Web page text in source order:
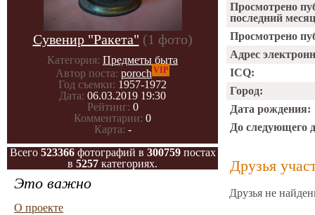
Сувенир "Ракета" (1 фото)
Категория: Предметы быта
Автор поста: poroch VIP
Год съемки: 1957-1972
Дата: 06.03.2019 19:30
Рейтинг: 0
Комментарии: 0
Карта: -
Всего 523366фотографий в 300759постах
в 5257 категориях.
Это важно
О проекте
Просмотрено
последний
Просмотрено
Адрес
ICQ:
Город:
Дата рождения:
До следующего
Друзья
Друзья не